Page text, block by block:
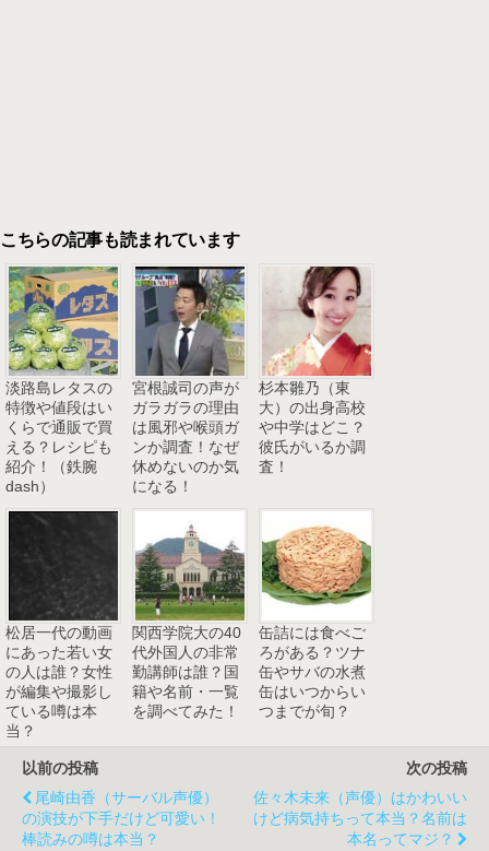
こちらの記事も読まれています
淡路島レタスの
特徴や値段はい
くらで通販で買
える？レシピも
紹介！（鉄腕
dash）
宮根誠司の声が
ガラガラの理由
は風邪や喉頭ガ
ンか調査！なぜ
休めないのか気
になる！
杉本雛乃（東
大）の出身高校
や中学はどこ？
彼氏がいるか調
査！
松居一代の動画
にあった若い女
の人は誰？女性
が編集や撮影し
ている噂は本
当？
関西学院大の40
代外国人の非常
勤講師は誰？国
籍や名前・一覧
を調べてみた！
缶詰には食べご
ろがある？ツナ
缶やサバの水煮
缶はいつからい
つまでが旬？
以前の投稿
尾崎由香（サーバル声優）
の演技が下手だけど可愛い！
棒読みの噂は本当？
次の投稿
佐々木未来（声優）はかわいい
けど病気持ちって本当？名前は
本名ってマジ？